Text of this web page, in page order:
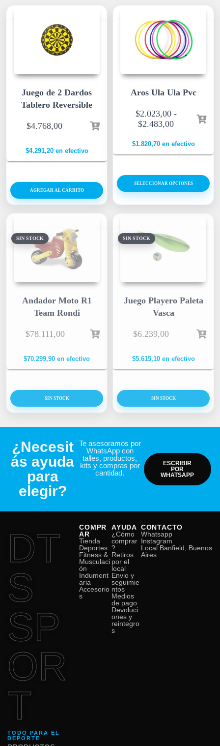
Juego de 2 Dardos
Tablero Reversible
$4.768,00
$4.291,20en efectivo
AGREGAR AL CARRITO
SIN STOCK
Andador Moto R1
Team Rondi
$78.111,00
$70.299,90 en efectivo
SIN STOCK
SIN STOCK
Juego Playero Paleta
Vasca
$6.239,00
$5.615,10en efectivo
SIN STOCK
Aros Ula Ula Pvc
$2.023,00 -
$2.483,00
$1.820,70en efectivo
SELECCIONAR OPCIONES
¿Necesit
ás ayuda
para
elegir?
Te asesoramos por
WhatsApp con
talles, productos,
kits y compras por
cantidad.
ESCRIBIR
POR
WHATSAPP
DT
S
SP
OR
T
TODO PARA EL
DEPORTE
COMPR
AR
Tienda
Deportes
Fitness &
Musculaci
ón
Indument
aria
Accesorio
s
AYUDA
¿Cómo
comprar
?
Retiros
por el
local
Envio y
seguimie
ntos
Medios
de pago
Devoluci
ones y
reintegro
s
CONTACTO
Whatsapp
Instagram
Local Banfield, Buenos
Aires